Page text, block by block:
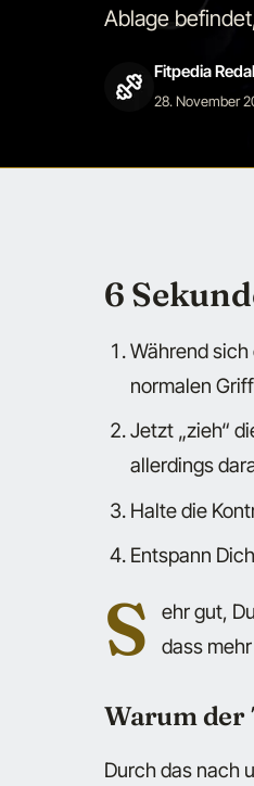
Ablage
Fitpedia
28. November
6
Während
normalen
Jetzt „zieh“
allerdings
Halte die
Entspann
S
ehr gut,
dass
Warum
Durch das nach